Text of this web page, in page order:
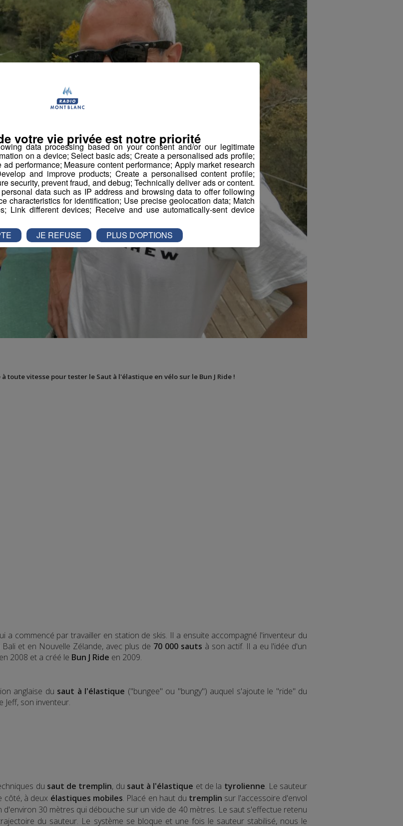
toute vitesse pour tester le Saut à l'élastique en vélo sur le Bun J Ride !
a commencé par travailler en station de skis. Il a ensuite accompagné l'inventeur du
et en Nouvelle Zélande, avec plus de 70 000 sauts à son actif. Il a eu l'idée d'un
2008 et a créé le Bun J Ride en 2009.
anglaise du saut à l'élastique ("bungee" ou "bungy") auquel s'ajoute le "ride" du
Jeff, son inventeur.
du saut de tremplin, du saut à l'élastique et de la tyrolienne. Le sauteur
côté, à deux élastiques mobiles. Placé en haut du tremplin sur l'accessoire d'envol
30 mètres qui débouche sur un vide de 40 mètres. Le saut s'effectue retenu
du sauteur. Le système se bloque et une fois le sauteur stabilisé, nous le
data processing based on your consent and/or our legitimate
on a device; Select basic ads; Create a personalised ads profile;
performance; Measure content performance; Apply market research
and improve products; Create a personalised content profile;
security, prevent fraud, and debug; Technically deliver ads or content.
data such as IP address and browsing data to offer following
characteristics for identification; Use precise geolocation data; Match
Link different devices; Receive and use automatically-sent device
votre vie privée est notre priorité
JE REFUSE PLUS D'OPTIONS